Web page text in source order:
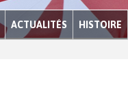
ACTUALITÉS HISTOIRE